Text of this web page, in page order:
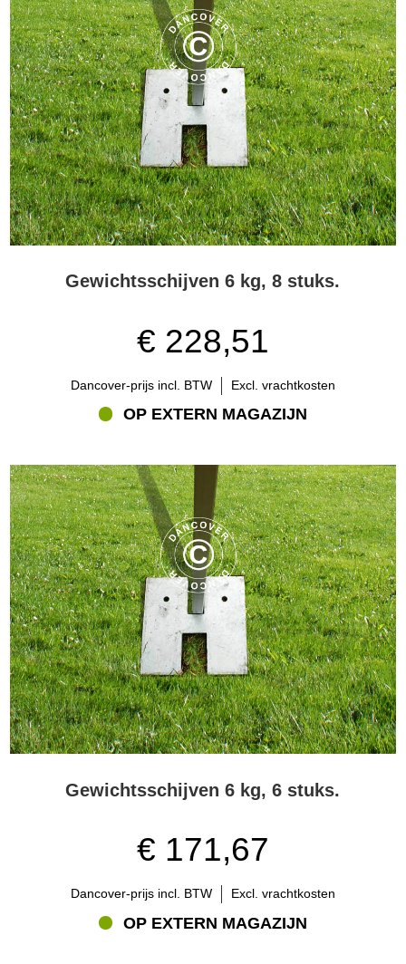
Gewichtsschijven 6 kg, 8 stuks.
€ 228,51
Dancover-prijs incl. BTW Excl. vrachtkosten
OP EXTERN MAGAZIJN
Gewichtsschijven 6 kg, 6 stuks.
€ 171,67
Dancover-prijs incl. BTW Excl. vrachtkosten
OP EXTERN MAGAZIJN